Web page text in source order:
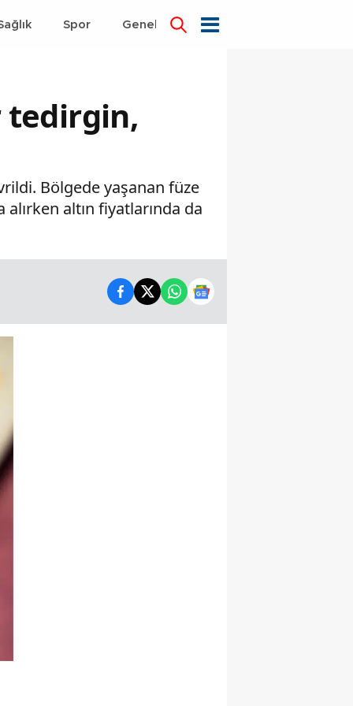
Spor Genel Dünya
tedirgin,
Bölgede yaşanan füze
alırken altın fiyatlarında da